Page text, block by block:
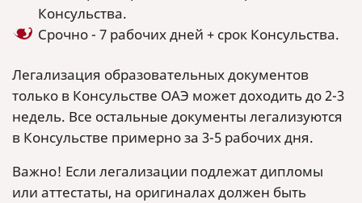
Консульства.
Срочно - 7 рабочих дней + срок Консульства.
Легализация образовательных документов
только в Консульстве ОАЭ может доходить до 2-3
недель. Все остальные документы легализуются
в Консульстве примерно за 3-5 рабочих дня.
Важно! Если легализации подлежат дипломы
или аттестаты, на оригиналах должен быть